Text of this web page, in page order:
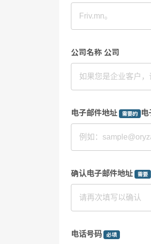
公司名称 公司
电子邮件地址 需要的 电
确认电子邮件地址 需要
电话号码 必填